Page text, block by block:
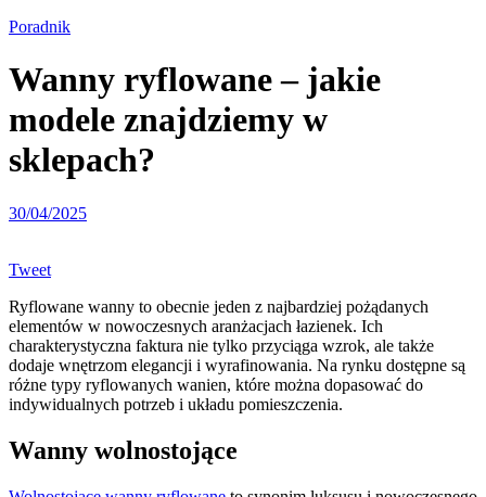
Poradnik
Wanny ryflowane – jakie
modele znajdziemy w
sklepach?
30/04/2025
Tweet
​Ryflowane wanny to obecnie jeden z najbardziej pożądanych
elementów w nowoczesnych aranżacjach łazienek. Ich
charakterystyczna faktura nie tylko przyciąga wzrok, ale także
dodaje wnętrzom elegancji i wyrafinowania. Na rynku dostępne są
różne typy ryflowanych wanien, które można dopasować do
indywidualnych potrzeb i układu pomieszczenia.​
Wanny wolnostojące